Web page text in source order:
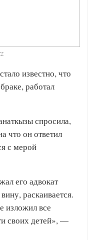
известно, что
работал
спросила,
что он ответил
с мерой
его адвокат
раскаивается.
изложил все
своих детей», —